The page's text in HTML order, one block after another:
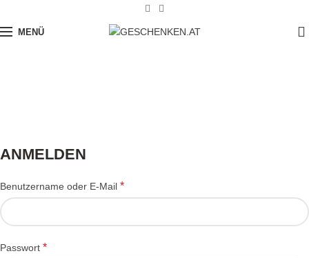
MENÜ
ANMELDEN
Benutzername oder E-Mail *
Passwort *